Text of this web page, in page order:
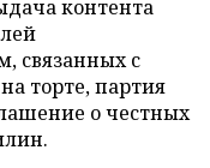
контента
связанных с
торте, партия
о честных